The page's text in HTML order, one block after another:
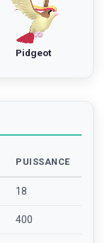
Pidgeot
PUISSANCE
18
400